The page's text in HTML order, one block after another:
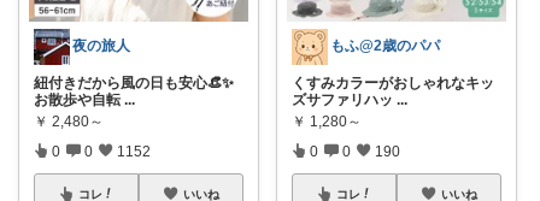
夜の旅人
紐付きだから風の日も安心👒✨
お散歩や自転 ...
￥ 2,480～
0 0 1152
コレ いいね
もふ@2歳のパパ
くすみカラーがおしゃれなキッ
ズサファリハッ ...
￥ 1,280～
0 0 190
コレ いいね